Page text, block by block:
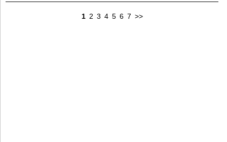
1 2 3 4 5 6 7 >>